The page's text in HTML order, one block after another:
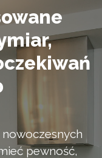
nowoczesnych
pewność,